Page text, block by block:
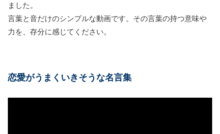
ました。
言葉と音だけのシンプルな動画です。その言葉の持つ意味や
力を、存分に感じてください。
恋愛がうまくいきそうな名言集